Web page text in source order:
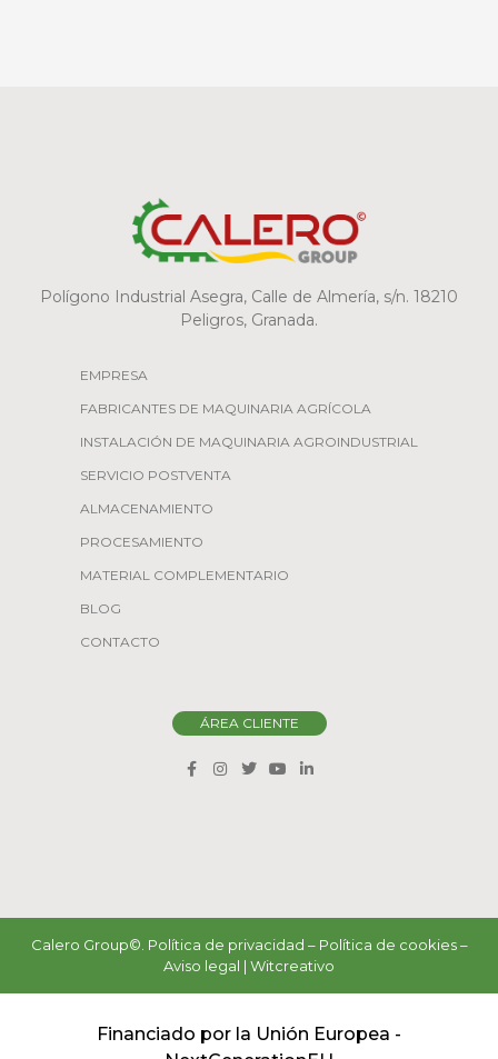
Polígono Industrial Asegra, Calle de Almería, s/n. 18210
Peligros, Granada.
EMPRESA
FABRICANTES DE MAQUINARIA AGRÍCOLA
INSTALACIÓN DE MAQUINARIA AGROINDUSTRIAL
SERVICIO POSTVENTA
ALMACENAMIENTO
PROCESAMIENTO
MATERIAL COMPLEMENTARIO
BLOG
CONTACTO
ÁREA CLIENTE
Calero Group©. Política de privacidad – Política de cookies–
Aviso legal | Witcreativo
Financiado por la Unión Europea -